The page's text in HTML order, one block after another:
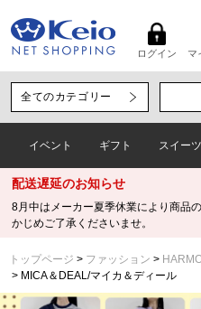
ログイン マ
イベント ギフト スイーツ
配送遅延のお知らせ
8月中はメーカー夏季休業により商品
かじめご了承くださいませ。
トップページ ファッション
MICA＆DEAL/マイカ＆ディール